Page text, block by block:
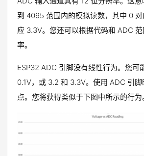
到 4095 范围内的模拟读数，其中 0
应 3.3V。您还可以根据代码和 ADC
率。
ESP32 ADC 引脚没有线性行为。您可
0.1V，或 3.2 和 3.3V。使用 ADC 引
点。您将获得类似于下图中所示的行为